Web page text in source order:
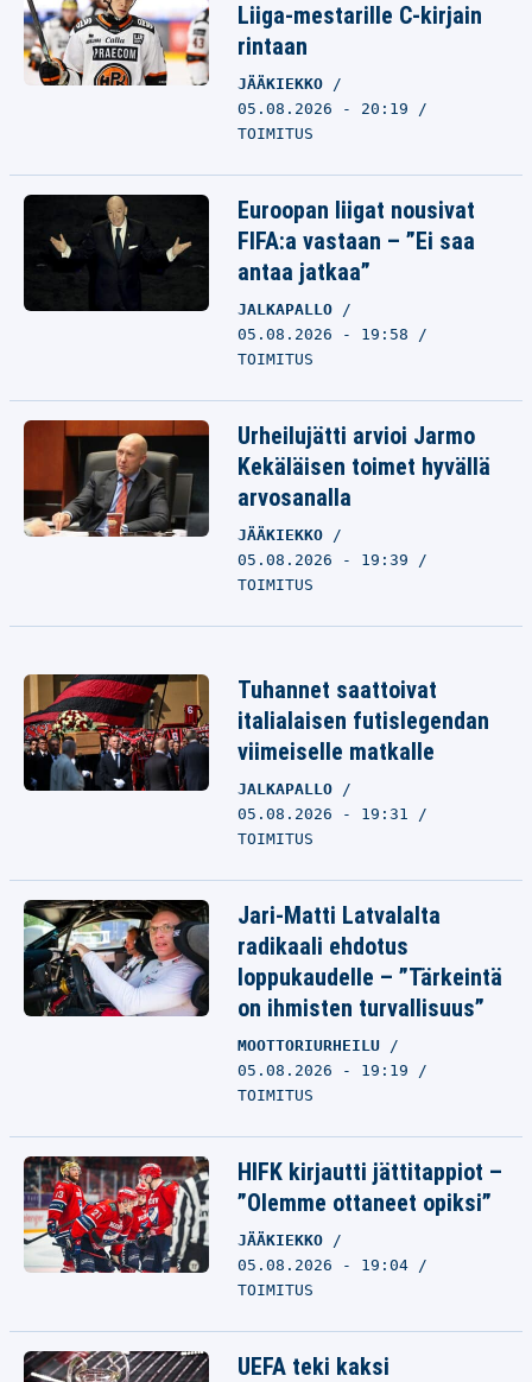
Liiga-mestarille C-kirjain
rintaan
JÄÄKIEKKO
05.08.2026 - 20:19
TOIMITUS
Euroopan liigat nousivat
FIFA:a vastaan – ”Ei saa
antaa jatkaa”
JALKAPALLO
05.08.2026 - 19:58
TOIMITUS
Urheilujätti arvioi Jarmo
Kekäläisen toimet hyvällä
arvosanalla
JÄÄKIEKKO
05.08.2026 - 19:39
TOIMITUS
Tuhannet saattoivat
italialaisen futislegendan
viimeiselle matkalle
JALKAPALLO
05.08.2026 - 19:31
TOIMITUS
Jari-Matti Latvalalta
radikaali ehdotus
loppukaudelle – ”Tärkeintä
on ihmisten turvallisuus”
MOOTTORIURHEILU
05.08.2026 - 19:19
TOIMITUS
HIFK kirjautti jättitappiot –
”Olemme ottaneet opiksi”
JÄÄKIEKKO
05.08.2026 - 19:04
TOIMITUS
UEFA teki kaksi